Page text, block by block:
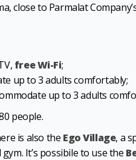
close to Parmalat
free Wi-Fi;
up to 3 adults comfortably;
up to 3 adults
people.
is also the Ego Village, a
It’s possibile to use the